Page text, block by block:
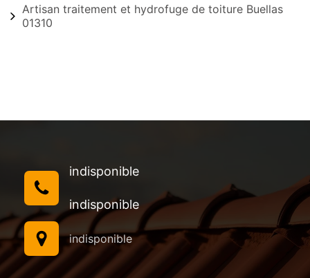
Artisan traitement et hydrofuge de toiture Buellas
01310
indisponible
indisponible
indisponible